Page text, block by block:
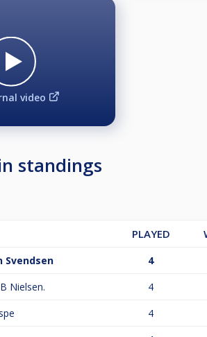
video
standings
PLAYED
Svendsen 4
Nielsen. 4
4